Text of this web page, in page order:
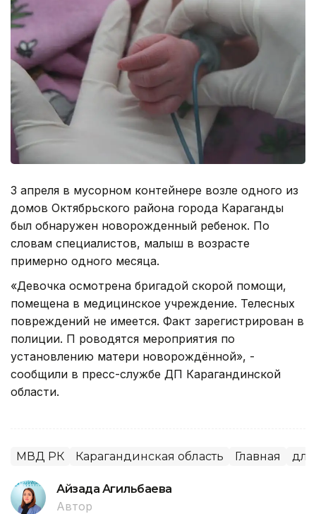
3 апреля в мусорном контейнере возле одного из
домов Октябрьского района города Караганды
был обнаружен новорожденный ребенок. По
словам специалистов, малыш в возрасте
примерно одного месяца.
«Девочка осмотрена бригадой скорой помощи,
помещена в медицинское учреждение. Телесных
повреждений не имеется. Факт зарегистрирован в
полиции. П роводятся мероприятия по
установлению матери новорождённой», -
сообщили в пресс-службе ДП Карагандинской
области.
МВД РК Карагандинская область Главная
Айзада Агильбаева
Автор